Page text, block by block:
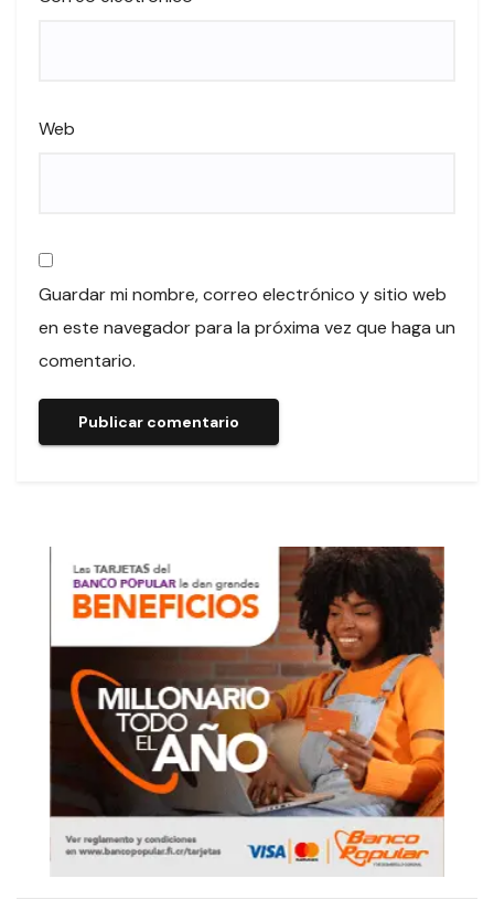
Web
Guardar mi nombre, correo electrónico y sitio web
en este navegador para la próxima vez que haga un
comentario.